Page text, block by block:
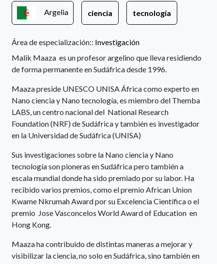
Argelia ciencia tecnología
Área de especialización:: Investigación
Malik Maaza es un profesor argelino que lleva residiendo
de forma permanente en Sudáfrica desde 1996.
Maaza preside UNESCO UNISA África como experto en
Nano ciencia y Nano tecnología, es miembro del Themba
LABS, un centro nacional del National Research
Foundation (NRF) de Sudáfrica y también es investigador
en la Universidad de Sudáfrica (UNISA)
Sus investigaciones sobre la Nano ciencia y Nano
tecnología son pioneras en Sudáfrica pero también a
escala mundial donde ha sido premiado por su labor. Ha
recibido varios premios, como el premio African Union
Kwame Nkrumah Award por su Excelencia Científica o el
premio Jose Vasconcelos World Award of Education en
Hong Kong.
Maaza ha contribuido de distintas maneras a mejorar y
visibilizar la ciencia, no solo en Sudáfrica, sino también en